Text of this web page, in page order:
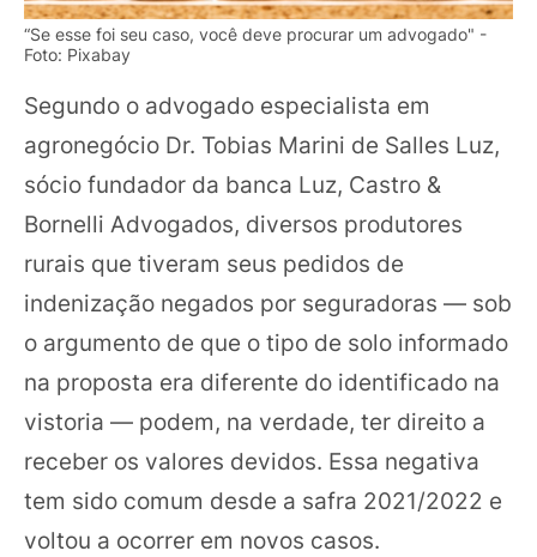
“Se esse foi seu caso, você deve procurar um advogado" -
Foto: Pixabay
Segundo o advogado especialista em
agronegócio Dr. Tobias Marini de Salles Luz,
sócio fundador da banca Luz, Castro &
Bornelli Advogados, diversos produtores
rurais que tiveram seus pedidos de
indenização negados por seguradoras — sob
o argumento de que o tipo de solo informado
na proposta era diferente do identificado na
vistoria — podem, na verdade, ter direito a
receber os valores devidos. Essa negativa
tem sido comum desde a safra 2021/2022 e
voltou a ocorrer em novos casos.